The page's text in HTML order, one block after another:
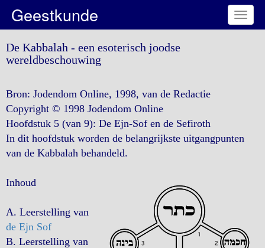
Toggle
Geestkunde
De Kabbalah - een esoterisch joodse
wereldbeschouwing
Bron: Jodendom Online, 1998, van de Redactie
Copyright © 1998 Jodendom Online
Hoofdstuk 5 (van 9): De Ejn-Sof en de Sefiroth
In dit hoofdstuk worden de belangrijkste uitgangpunten
van de Kabbalah behandeld.
Inhoud
A. Leerstelling van
de Ejn Sof
B. Leerstelling van